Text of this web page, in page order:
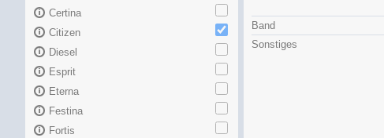
Certina
Citizen
Diesel
Esprit
Eterna
Festina
Fortis
Band
Sonstiges